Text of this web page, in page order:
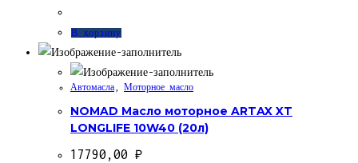
В корзину
Автомасла Моторное масло
NOMAD Масло моторное ARTAX XT
LONGLIFE 10W40 (20л)
17790,00 ₽